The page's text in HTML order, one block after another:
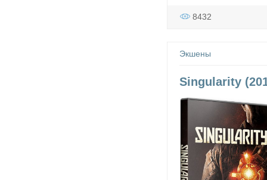
8432
Экшены
Singularity